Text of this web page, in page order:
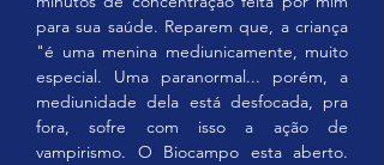
para sua saúde. Reparem que, a criança
"é uma menina mediunicamente, muito
especial. Uma paranormal... porém, a
mediunidade dela está desfocada, pra
fora, sofre com isso a ação de
vampirismo. O Biocampo esta aberto.